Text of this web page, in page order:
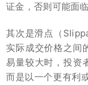
证金，否则可能面
其次是滑点（
实际成交价格之间
易量较大时，投资
而是以一个更有利